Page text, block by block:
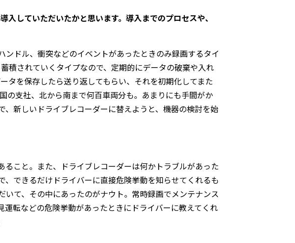
していただいたかと思います。導入までのプロセスや、
ドル、衝突などのイベントがあったときのみ録画するタイ
積されていくタイプなので、定期的にデータの破棄や入れ
タを保存したら送り返してもらい、それを初期化してまた
支社、北から南まで何百車両分も。あまりにも手間がか
新しいドライブレコーダーに替えようと、機器の検討を始
こと。また、ドライブレコーダーは何かトラブルがあった
できるだけドライバーに直接危険挙動を知らせてくれるも
て、その中にあったのがナウト。常時録画でメンテナンス
転などの危険挙動があったときにドライバーに教えてくれ